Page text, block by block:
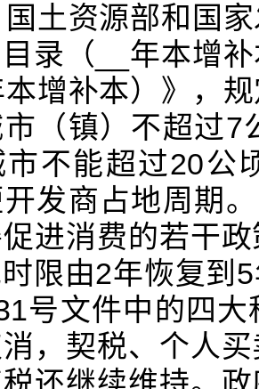
土资源部和国
录（__年本增
增补本）》，
（镇）不超过7
市不能超过20公
发商占地周期
进消费的若干
限由2年恢复到
号文件中的四
，契税、个人